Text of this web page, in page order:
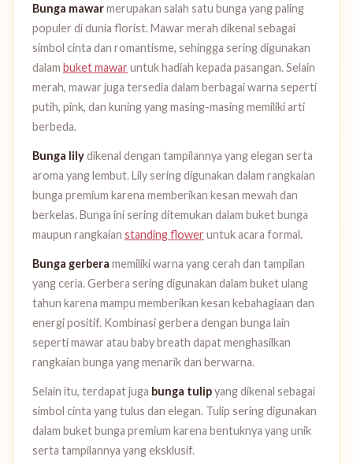
Bunga mawarmerupakan salah satu bunga yang paling
populer di dunia florist. Mawar merah dikenal sebagai
simbol cinta dan romantisme, sehingga sering digunakan
dalam buket mawar untuk hadiah kepada pasangan. Selain
merah, mawar juga tersedia dalam berbagai warna seperti
putih, pink, dan kuning yang masing-masing memiliki arti
berbeda.
Bunga lilydikenal dengan tampilannya yang elegan serta
aroma yang lembut. Lily sering digunakan dalam rangkaian
bunga premium karena memberikan kesan mewah dan
berkelas. Bunga ini sering ditemukan dalam buket bunga
maupun rangkaian standing flower untuk acara formal.
Bunga gerbera memiliki warna yang cerah dan tampilan
yang ceria. Gerbera sering digunakan dalam buket ulang
tahun karena mampu memberikan kesan kebahagiaan dan
energi positif. Kombinasi gerbera dengan bunga lain
seperti mawar atau baby breath dapat menghasilkan
rangkaian bunga yang menarik dan berwarna.
Selain itu, terdapat juga bunga tulipyang dikenal sebagai
simbol cinta yang tulus dan elegan. Tulip sering digunakan
dalam buket bunga premium karena bentuknya yang unik
serta tampilannya yang eksklusif.